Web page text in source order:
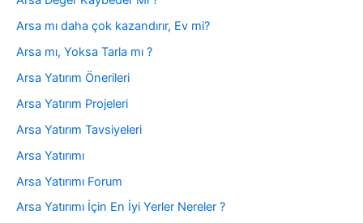
Arsa mı daha çok kazandırır, Ev mi?
Arsa mı, Yoksa Tarla mı ?
Arsa Yatırım Önerileri
Arsa Yatırım Projeleri
Arsa Yatırım Tavsiyeleri
Arsa Yatırımı
Arsa Yatırımı Forum
Arsa Yatırımı İçin En İyi Yerler Nereler ?